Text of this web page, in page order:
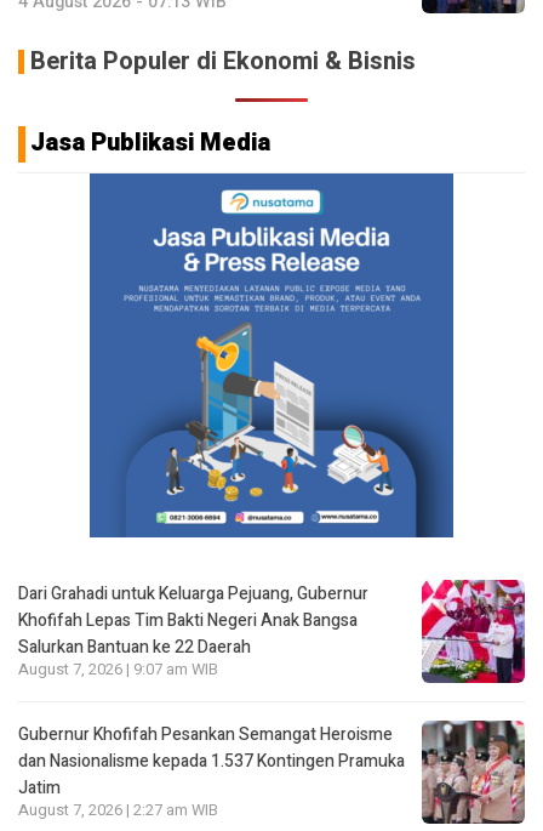
Berita Populer di Ekonomi & Bisnis
Jasa Publikasi Media
Dari Grahadi untuk Keluarga Pejuang, Gubernur
Khofifah Lepas Tim Bakti Negeri Anak Bangsa
Salurkan Bantuan ke 22 Daerah
August 7, 2026 | 9:07 am WIB
Gubernur Khofifah Pesankan Semangat Heroisme
dan Nasionalisme kepada 1.537 Kontingen Pramuka
Jatim
August 7, 2026 | 2:27 am WIB